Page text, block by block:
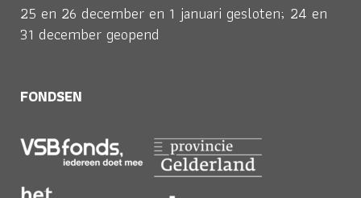
25 en 26 december en 1 januari gesloten; 24 en
31 december geopend
FONDSEN